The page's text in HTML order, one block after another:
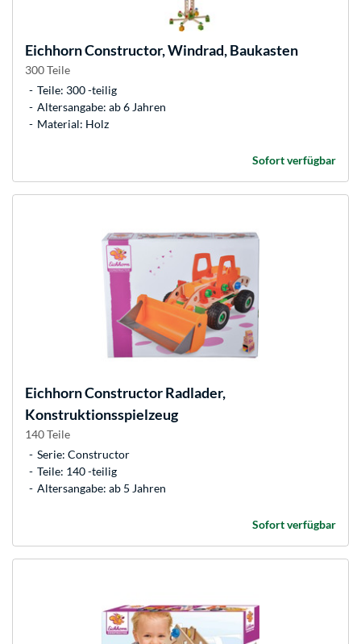
EichhornConstructor, Windrad, Baukasten
300 Teile
Teile: 300 -teilig
Altersangabe: ab 6 Jahren
Material: Holz
Sofort verfügbar
EichhornConstructor Radlader,
Konstruktionsspielzeug
140 Teile
Serie: Constructor
Teile: 140 -teilig
Altersangabe: ab 5 Jahren
Sofort verfügbar